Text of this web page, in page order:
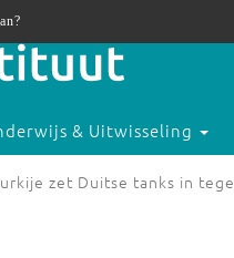
& Uitwisseling
zet Duitse tanks in